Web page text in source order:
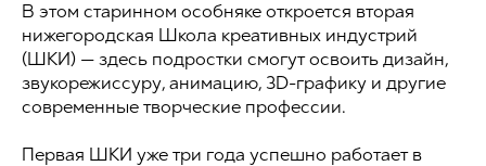
В этом старинном особняке откроется вторая
нижегородская Школа креативных индустрий
(ШКИ) — здесь подростки смогут освоить дизайн,
звукорежиссуру, анимацию, 3D-графику и другие
современные творческие профессии.
Первая ШКИ уже три года успешно работает в